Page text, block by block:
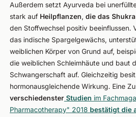
Außerdem setzt Ayurveda bei
stark auf Heilpflanzen, die das
den Stoffwechsel positiv beeinflussen.
das indische Spargelgewächs,
weiblichen Körper von Grund auf,
die weiblichen Schleimhäute und baut
Schwangerschaft auf. Gleichzeitig
hormonausgleichende Wirkung. Eine
verschiedenster Studien im
Pharmacotherapy" 2018 bestätigt die